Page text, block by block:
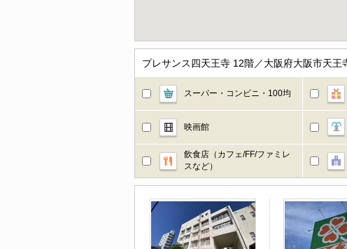
プレサンス四天王寺 12階／大阪府大阪市天
スーパー・コンビニ・100均
映画館
飲食店（カフェ/FF/ファミレ
スなど）